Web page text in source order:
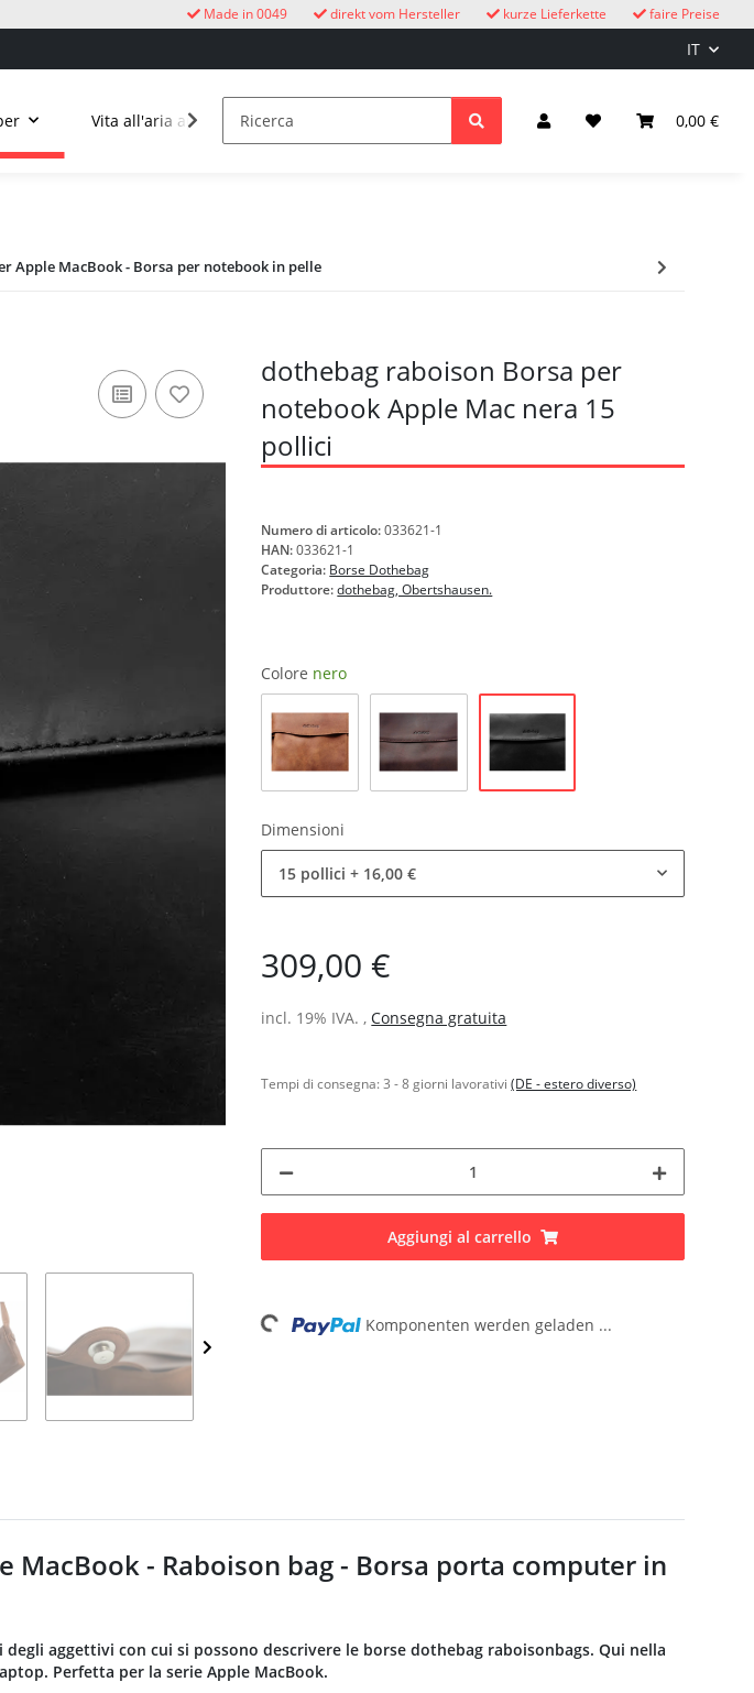
faire Preise
kurze Lieferkette
direkt vom Hersteller
Made in 0049
IT
0,00 €
Vita all'aria aperta Orologi a cucù bambini Illuminazione ed elettricità
Apple MacBook - Borsa per notebook in pelle
dothebag raboison Borsa per
notebook Apple Mac nera 15
pollici
Numero di articolo:033621-1
HAN:033621-1
Categoria: Borse Dothebag
Produttore:dothebag, Obertshausen.
Colore nero
Dimensioni
15 pollici + 16,00 €
309,00 €
incl. 19% IVA. ,Consegna gratuita
Tempi di consegna:3 - 8 giorni lavorativi(DE - estero diverso)
Aggiungi al carrello
Loading... Komponenten werden geladen ...
MacBook - Raboison bag - Borsa porta computer in
aggettivi con cui si possono descrivere le borse dothebag raboisonbags. Qui nella
Perfetta per la serie Apple MacBook.